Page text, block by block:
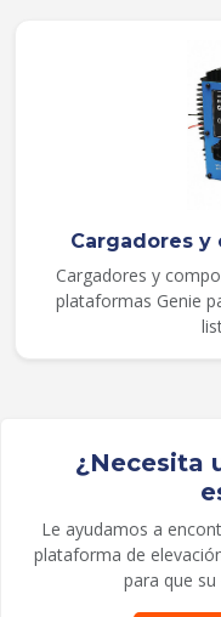
Cargadores
Cargadores y
plataformas Genie
¿Necesita
Le ayudamos a
plataforma de
para que